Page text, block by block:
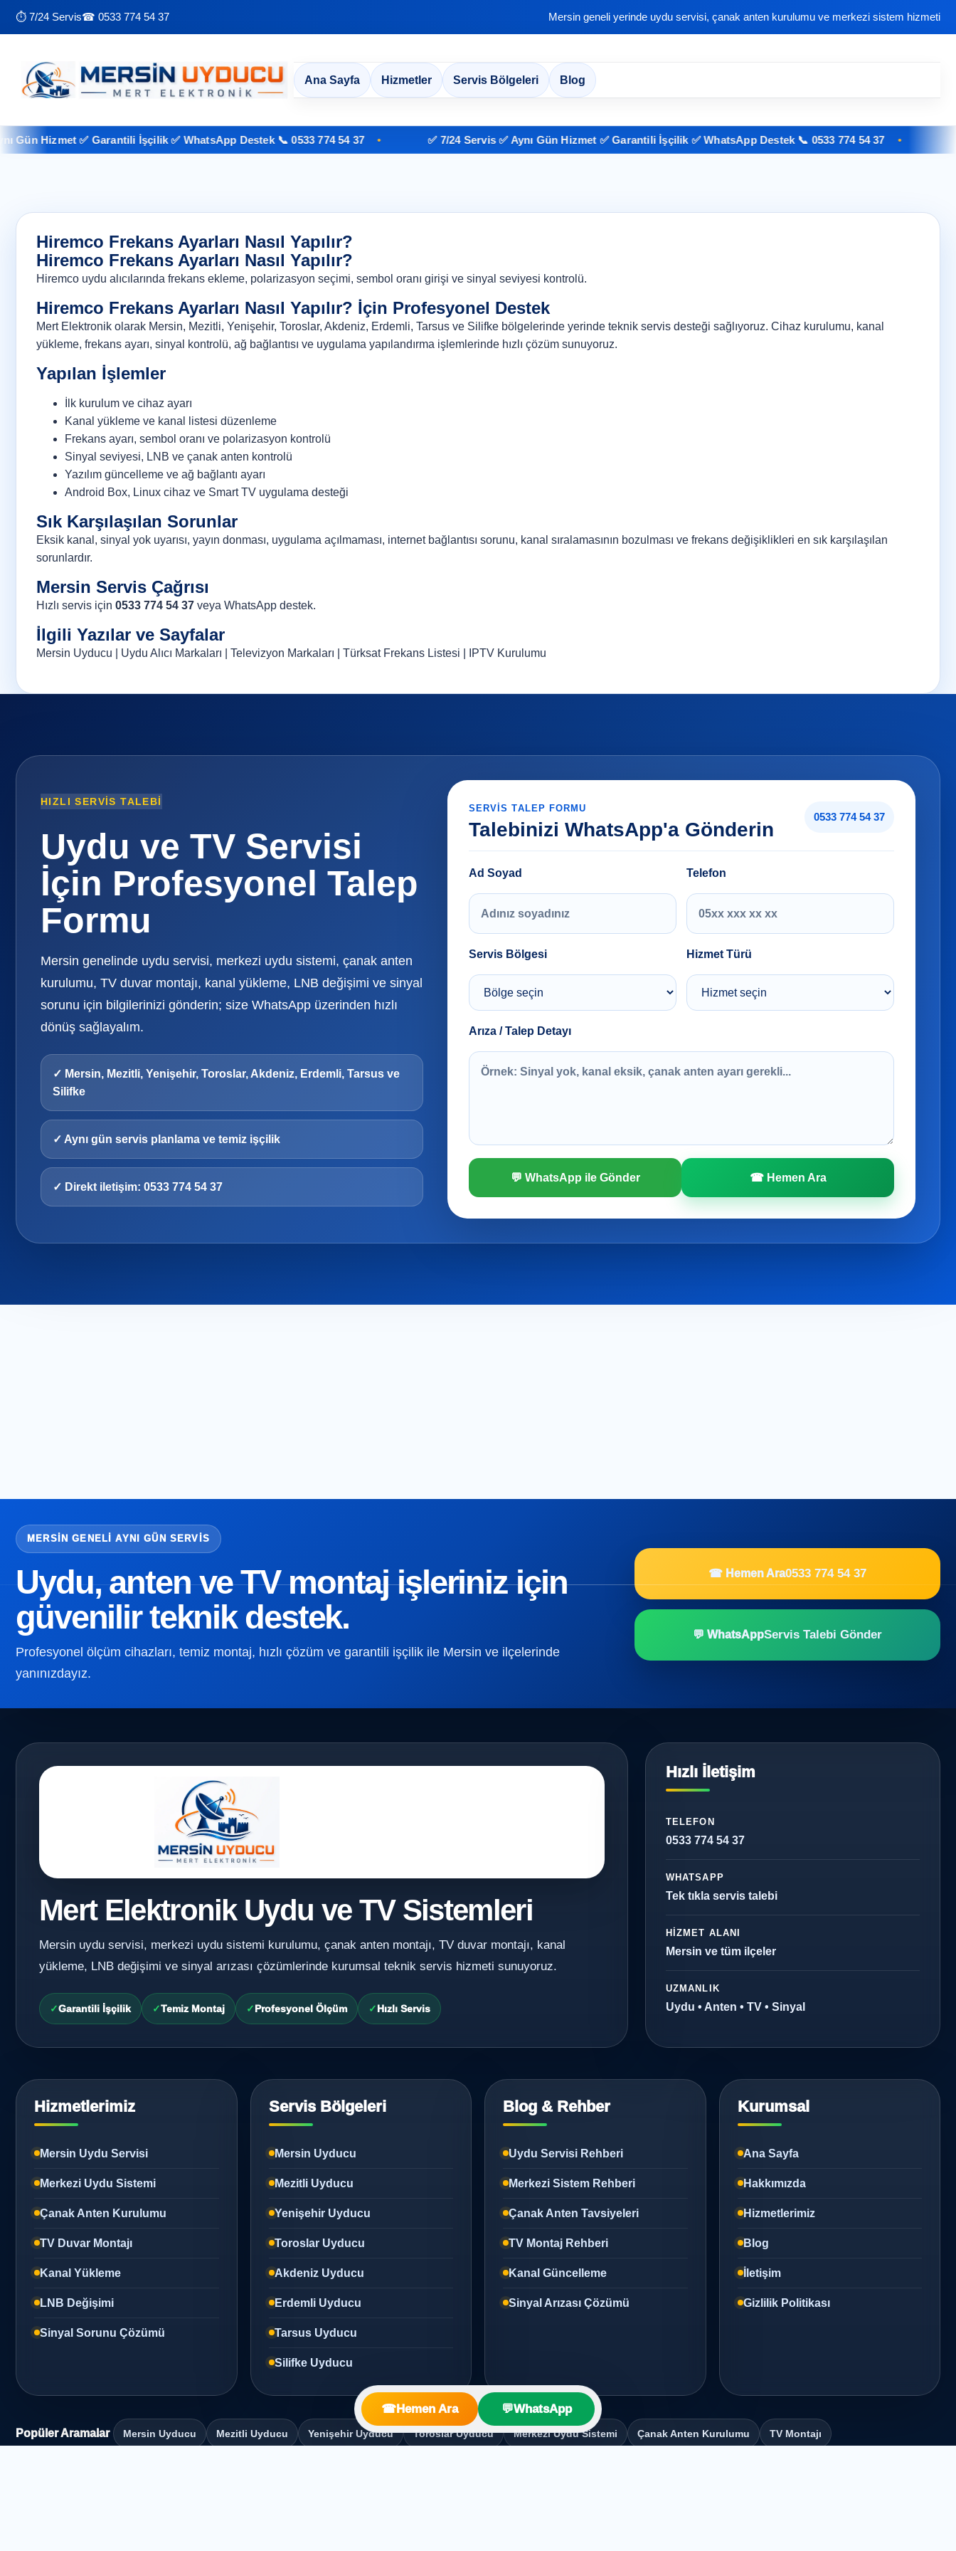
⏱ 7/24 Servis☎ 0533 774 54 37 Mersin geneli yerinde uydu servisi, çanak anten kurulumu ve merkezi sistem hizmeti
Ana Sayfa Hizmetler Servis Bölgeleri Blog
Hizmet ✅ Garantili İşçilik ✅ WhatsApp Destek 📞 0533 774 54 37 ✅ 7/24 Servis ✅ Aynı Gün Hizmet ✅ Garantili İşçilik ✅ WhatsApp Destek 📞 0533 774 54 37
Hiremco Frekans Ayarları Nasıl Yapılır?
Hiremco Frekans Ayarları Nasıl Yapılır?
Hiremco uydu alıcılarında frekans ekleme, polarizasyon seçimi, sembol oranı girişi ve sinyal seviyesi kontrolü.
Hiremco Frekans Ayarları Nasıl Yapılır? İçin Profesyonel Destek
Mert Elektronik olarak Mersin, Mezitli, Yenişehir, Toroslar, Akdeniz, Erdemli, Tarsus ve Silifke bölgelerinde yerinde teknik servis desteği sağlıyoruz. Cihaz kurulumu, kanal
yükleme, frekans ayarı, sinyal kontrolü, ağ bağlantısı ve uygulama yapılandırma işlemlerinde hızlı çözüm sunuyoruz.
Yapılan İşlemler
İlk kurulum ve cihaz ayarı
Kanal yükleme ve kanal listesi düzenleme
Frekans ayarı, sembol oranı ve polarizasyon kontrolü
Sinyal seviyesi, LNB ve çanak anten kontrolü
Yazılım güncelleme ve ağ bağlantı ayarı
Android Box, Linux cihaz ve Smart TV uygulama desteği
Sık Karşılaşılan Sorunlar
Eksik kanal, sinyal yok uyarısı, yayın donması, uygulama açılmaması, internet bağlantısı sorunu, kanal sıralamasının bozulması ve frekans değişiklikleri en sık karşılaşılan
sorunlardır.
Mersin Servis Çağrısı
Hızlı servis için 0533 774 54 37 veya WhatsApp destek.
İlgili Yazılar ve Sayfalar
Mersin Uyducu Uydu Alıcı Markaları Televizyon Markaları Türksat Frekans Listesi IPTV Kurulumu
HIZLI SERVIS TALEBI
Uydu ve TV Servisi
İçin Profesyonel Talep
Formu
Mersin genelinde uydu servisi, merkezi uydu sistemi, çanak anten
kurulumu, TV duvar montajı, kanal yükleme, LNB değişimi ve sinyal
sorunu için bilgilerinizi gönderin; size WhatsApp üzerinden hızlı
dönüş sağlayalım.
✓ Mersin, Mezitli, Yenişehir, Toroslar, Akdeniz, Erdemli, Tarsus ve
Silifke
✓ Aynı gün servis planlama ve temiz işçilik
✓ Direkt iletişim: 0533 774 54 37
SERVIS TALEP FORMU
Talebinizi WhatsApp'a Gönderin
0533 774 54 37
Ad Soyad Telefon
Servis Bölgesi Hizmet Türü
Arıza / Talep Detayı
💬 WhatsApp ile Gönder ☎ Hemen Ara
MERSIN GENELI AYNI GÜN SERVIS
Uydu, anten ve TV montaj işleriniz için
güvenilir teknik destek.
Profesyonel ölçüm cihazları, temiz montaj, hızlı çözüm ve garantili işçilik ile Mersin ve ilçelerinde
yanınızdayız.
☎ Hemen Ara0533 774 54 37
💬 WhatsAppServis Talebi Gönder
Mert Elektronik Uydu ve TV Sistemleri
Mersin uydu servisi, merkezi uydu sistemi kurulumu, çanak anten montajı, TV duvar montajı, kanal
yükleme, LNB değişimi ve sinyal arızası çözümlerinde kurumsal teknik servis hizmeti sunuyoruz.
Garantili İşçilik Temiz Montaj Profesyonel Ölçüm Hızlı Servis
Hızlı İletişim
TELEFON
0533 774 54 37
WHATSAPP
Tek tıkla servis talebi
HIZMET ALANI
Mersin ve tüm ilçeler
UZMANLIK
Uydu • Anten • TV • Sinyal
Hizmetlerimiz
Mersin Uydu Servisi
Merkezi Uydu Sistemi
Çanak Anten Kurulumu
TV Duvar Montajı
Kanal Yükleme
LNB Değişimi
Sinyal Sorunu Çözümü
Servis Bölgeleri
Mersin Uyducu
Mezitli Uyducu
Yenişehir Uyducu
Toroslar Uyducu
Akdeniz Uyducu
Erdemli Uyducu
Tarsus Uyducu
Silifke Uyducu
Blog & Rehber
Uydu Servisi Rehberi
Merkezi Sistem Rehberi
Çanak Anten Tavsiyeleri
TV Montaj Rehberi
Kanal Güncelleme
Sinyal Arızası Çözümü
Kurumsal
Ana Sayfa
Hakkımızda
Hizmetlerimiz
Blog
İletişim
Gizlilik Politikası
Popüler Aramalar Mersin Uyducu Mezitli Uyducu Yenişehir Uyducu Toroslar Uyducu Merkezi Uydu Sistemi Çanak Anten Kurulumu TV Montajı
☎Hemen Ara 💬WhatsApp